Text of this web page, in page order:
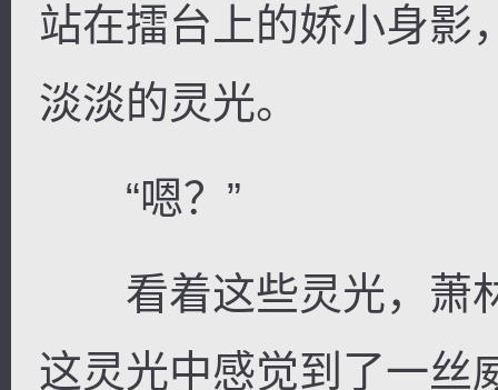
站在擂台上的娇小身影
淡淡的灵光。
“嗯？”
看着这些灵光，萧
这灵光中感觉到了一丝